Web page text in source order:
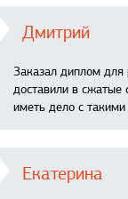
Дмитрий
Заказал диплом
доставили в сжатые
иметь дело с
Екатерина